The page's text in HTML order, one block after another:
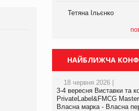
Брагина Людмила
Просування компанії на
www.trademaster.ua.
правила. Особливості.
Тетяна Ільєнко
НАЙБЛИЖЧА
18 червня 2026 |
3-4 вересня Виставки та
PrivateLabel&FMCG
Власна марка - Власна